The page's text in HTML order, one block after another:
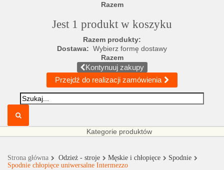
Razem
Jest 1 produkt w koszyku
Razem produkty:
Dostawa: Wybierz formę dostawy
Razem
Kontynuuj zakupy
Przejdź do realizacji zamówienia
Kategorie produktów
Strona główna Odzież - stroje Męskie i chłopięce
Spodnie
Spodnie chłopięce uniwersalne Intermezzo